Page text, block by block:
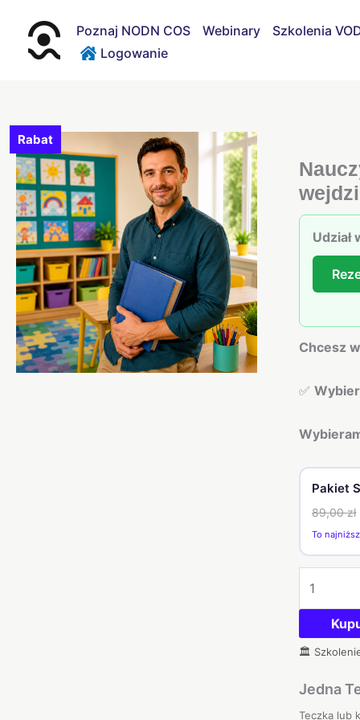
treści
Poznaj NODN COS Webinary
Szkolenia
Logowanie
Rabat
Chcesz
✅
Pakiet
89,00zł
To
Jedna
Teczka lub
—
poznaj
swoje
prawa
zanim
wejdziesz
klasy